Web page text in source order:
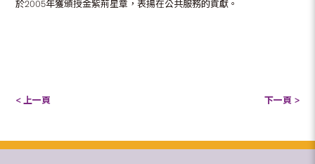
於2005年獲頒授金紫荊星章，表揚在公共服務的貢獻。
< 上一頁 下一頁 >